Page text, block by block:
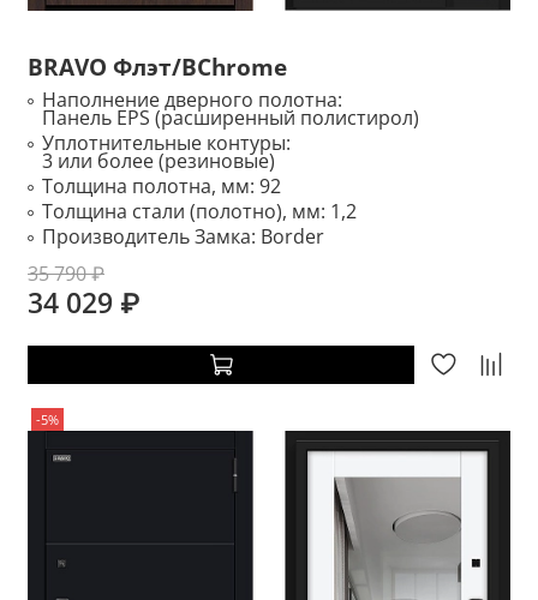
BRAVO Флэт/BChrome
Наполнение дверного полотна:
Панель EPS (расширенный полистирол)
Уплотнительные контуры:
3 или более (резиновые)
Толщина полотна, мм: 92
Толщина стали (полотно), мм: 1,2
Производитель Замка: Border
35 790 ₽
34 029 ₽
-5%